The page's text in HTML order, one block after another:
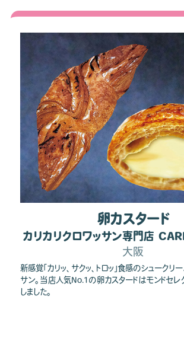
卵カスタード
カリカリクロワッサン専門店
大阪
新感覚「カリッ、サクッ、トロッ」食感のシュークリ
サン。当店人気No.1の卵カスタードはモンドセレ
しました。